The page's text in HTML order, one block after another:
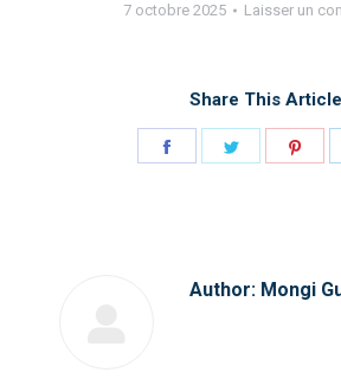
7 octobre 2025
Laisser un
Share This Article
Author: Mongi